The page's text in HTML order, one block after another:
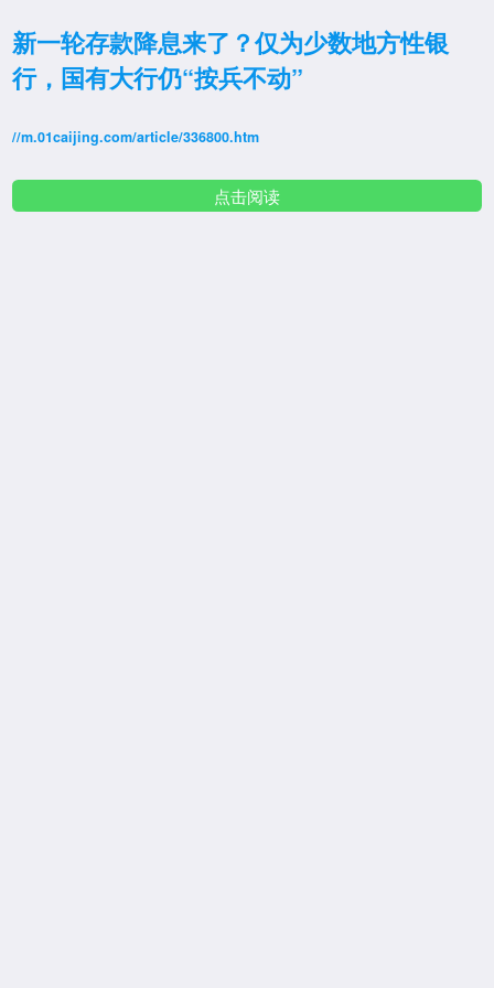
新一轮存款降息来了？仅为少数地方性银
行，国有大行仍“按兵不动”
//m.01caijing.com/article/336800.htm
点击阅读